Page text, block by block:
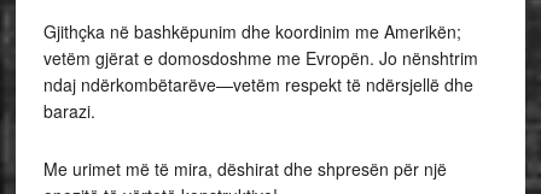
Gjithçka në bashkëpunim dhe koordinim me Amerikën;
vetëm gjërat e domosdoshme me Evropën. Jo nënshtrim
ndaj ndërkombëtarëve—vetëm respekt të ndërsjellë dhe
barazi.
Me urimet më të mira, dëshirat dhe shpresën për një